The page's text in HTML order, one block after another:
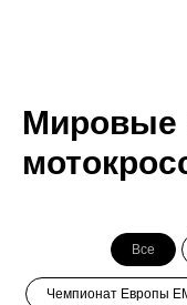
Мировые
Все
Чемпионат Европы